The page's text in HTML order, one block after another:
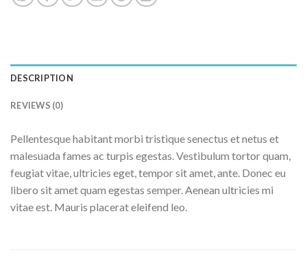
DESCRIPTION
REVIEWS (0)
Pellentesque habitant morbi tristique senectus et netus et
malesuada fames ac turpis egestas. Vestibulum tortor quam,
feugiat vitae, ultricies eget, tempor sit amet, ante. Donec eu
libero sit amet quam egestas semper. Aenean ultricies mi
vitae est. Mauris placerat eleifend leo.